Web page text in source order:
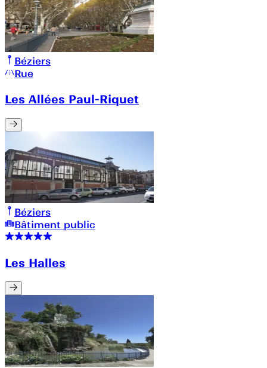
Béziers
Rue
Les Allées Paul-Riquet
Béziers
Bâtiment public
Les Halles